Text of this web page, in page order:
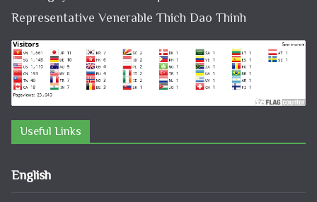
Representative Venerable Thich Dao Thinh
Useful Links
English